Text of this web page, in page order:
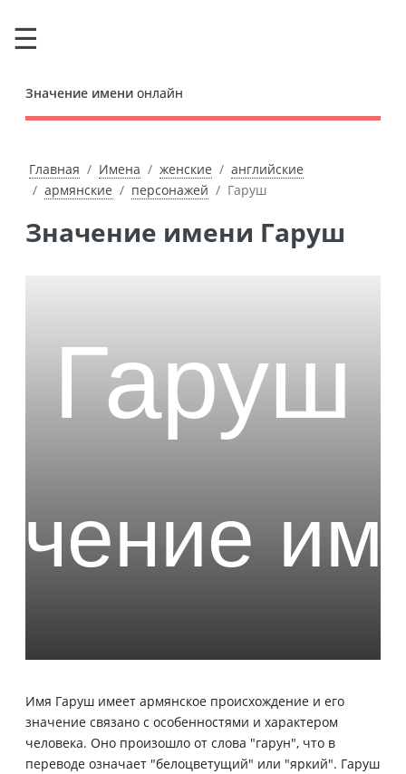
Значение имени онлайн
Главная Имена женские
английские
армянские
персонажей Гаруш
Значение имени Гаруш
Имя Гаруш имеет армянское происхождение и его
значение связано с особенностями и характером
человека. Оно произошло от слова "гарун", что в
переводе означает "белоцветущий" или "яркий". Гаруш